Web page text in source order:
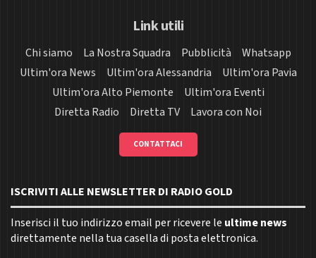
Link utili
Chi siamo La Nostra Squadra Pubblicità
Whatsapp
Ultim'ora News
Ultim'ora Alessandria
Ultim'ora Pavia
Ultim'ora Alto Piemonte
Ultim'ora Eventi
Diretta Radio
Diretta TV Lavora con Noi
CONTATTACI
ISCRIVITI ALLE NEWSLETTER DI RADIO GOLD
Inserisci il tuo indirizzo email per ricevere le ultime news
direttamente nella tua casella di posta elettronica.